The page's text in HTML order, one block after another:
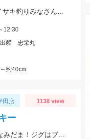
12:30
出船 忠栄丸
約40cm
田店 1138 view
ー